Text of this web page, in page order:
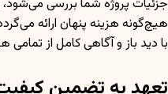
جزئیات پروژه شما بررسی
هیچ‌گونه هزینه پنهان ارائه
با دید باز و آگاهی کامل از